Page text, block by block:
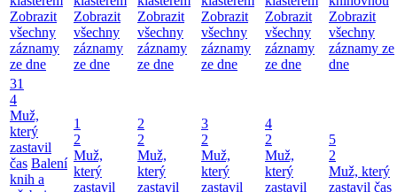
Zobrazit
všechny
záznamy
ze dne
Zobrazit
všechny
záznamy
ze dne
Zobrazit
všechny
záznamy
ze dne
Zobrazit
všechny
záznamy
ze dne
Zobrazit
všechny
záznamy
ze dne
Zobrazit
všechny
záznamy ze
dne
31
4
Muž,
který
zastavil
čas Balení
knih a
1
2
Muž,
který
zastavil
2
2
Muž,
který
zastavil
3
2
Muž,
který
zastavil
4
2
Muž,
který
zastavil
5
2
Muž, který
zastavil čas